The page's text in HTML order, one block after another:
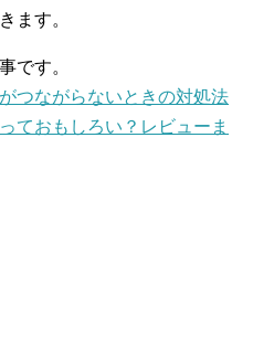
ます。
です。
つながらないときの対処法
ておもしろい？レビューま